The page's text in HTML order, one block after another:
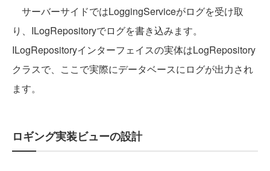
サーバーサイドではLoggingServiceがログを受け取
り、ILogRepositoryでログを書き込みます。
ILogRepositoryインターフェイスの実体はLogRepository
クラスで、ここで実際にデータベースにログが出力され
ます。
ロギング実装ビューの設計